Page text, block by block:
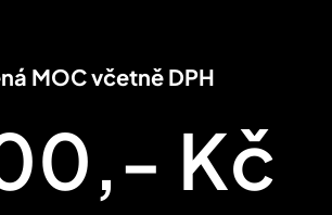
MOC včetně DPH
Kč